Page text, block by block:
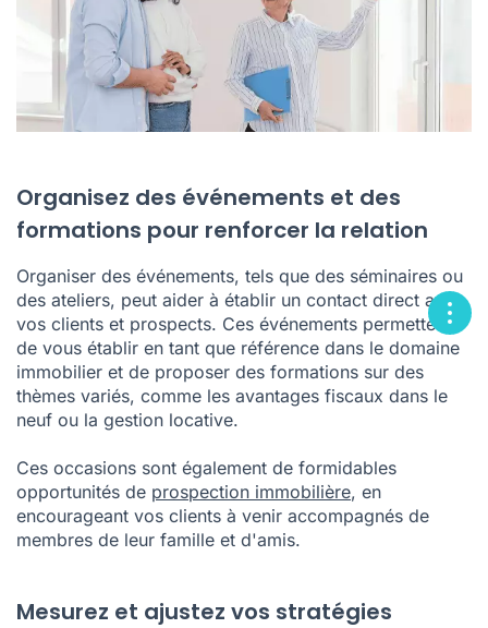
Organisez des événements et des
formations pour renforcer la relation
Organiser des événements, tels que des séminaires ou
des ateliers, peut aider à établir un contact direct avec
vos clients et prospects. Ces événements permettent
de vous établir en tant que référence dans le domaine
immobilier et de proposer des formations sur des
thèmes variés, comme les avantages fiscaux dans le
neuf ou la gestion locative.
Ces occasions sont également de formidables
opportunités de prospection immobilière, en
encourageant vos clients à venir accompagnés de
membres de leur famille et d'amis.
Mesurez et ajustez vos stratégies